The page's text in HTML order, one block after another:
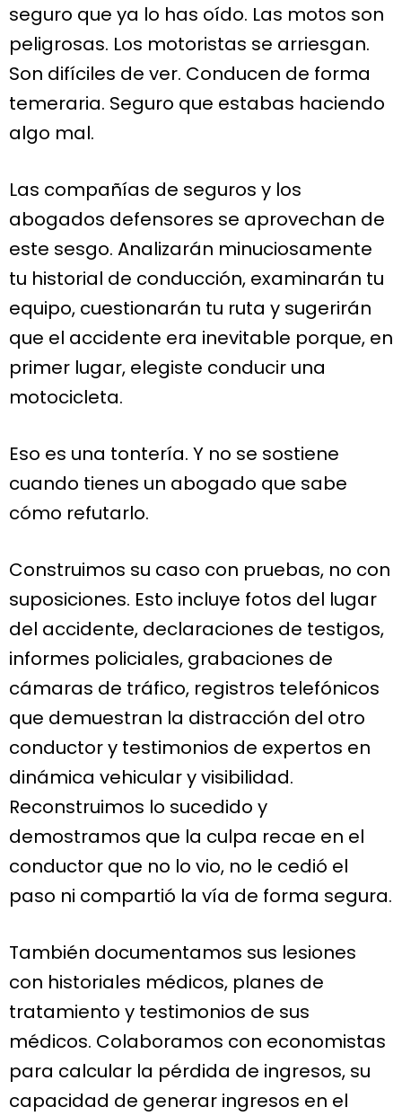
seguro que ya lo has oído. Las motos son
peligrosas. Los motoristas se arriesgan.
Son difíciles de ver. Conducen de forma
temeraria. Seguro que estabas haciendo
algo mal.
Las compañías de seguros y los
abogados defensores se aprovechan de
este sesgo. Analizarán minuciosamente
tu historial de conducción, examinarán tu
equipo, cuestionarán tu ruta y sugerirán
que el accidente era inevitable porque, en
primer lugar, elegiste conducir una
motocicleta.
Eso es una tontería. Y no se sostiene
cuando tienes un abogado que sabe
cómo refutarlo.
Construimos su caso con pruebas, no con
suposiciones. Esto incluye fotos del lugar
del accidente, declaraciones de testigos,
informes policiales, grabaciones de
cámaras de tráfico, registros telefónicos
que demuestran la distracción del otro
conductor y testimonios de expertos en
dinámica vehicular y visibilidad.
Reconstruimos lo sucedido y
demostramos que la culpa recae en el
conductor que no lo vio, no le cedió el
paso ni compartió la vía de forma segura.
También documentamos sus lesiones
con historiales médicos, planes de
tratamiento y testimonios de sus
médicos. Colaboramos con economistas
para calcular la pérdida de ingresos, su
capacidad de generar ingresos en el